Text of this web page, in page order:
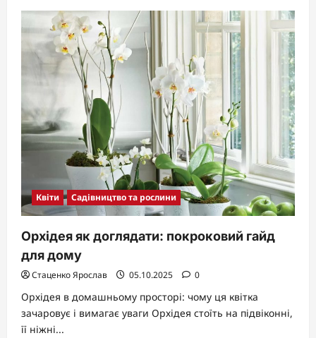
Як
садити
полуницю
восени:
покрокова
інструкція
Квіти Садівництво та рослини
Орхідея як доглядати: покроковий гайд
для дому
Стаценко Ярослав 05.10.2025 0
Орхідея в домашньому просторі: чому ця квітка
зачаровує і вимагає уваги Орхідея стоїть на підвіконні,
її ніжні...